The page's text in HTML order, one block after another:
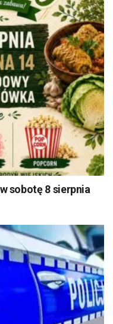
sobotę 8 sierpnia